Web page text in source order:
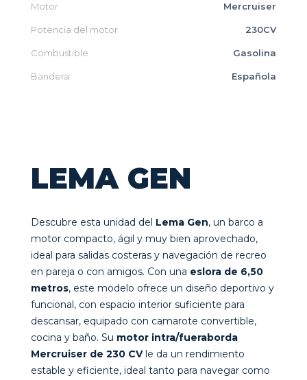
Motor Mercruiser
Potencia del motor 230CV
Combustible Gasolina
Bandera Española
LEMA GEN
Descubre esta unidad del Lema Gen, un barco a
motor compacto, ágil y muy bien aprovechado,
ideal para salidas costeras y navegación de recreo
en pareja o con amigos. Con una eslora de 6,50
metros, este modelo ofrece un diseño deportivo y
funcional, con espacio interior suficiente para
descansar, equipado con camarote convertible,
cocina y baño. Su motor intra/fueraborda
Mercruiser de 230 CVle da un rendimiento
estable y eficiente, ideal tanto para navegar como